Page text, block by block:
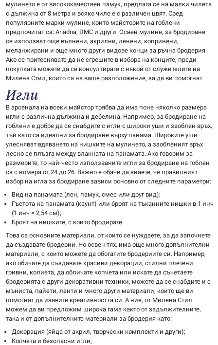
мулинето е от висококачествен памук, предлага се на малки чилета
с дължина от 8 метра и всяко чиле е с различен цвят. Сред
популярните марки мулине, които майсторите на гоблени
предпочитат са: Ariadna, DMC и други. Освен мулине, за бродиране
се използват още вълнени, акрилни, ленени, копринени,
меланжирани и още много други видове конци за ръчна бродерия.
Ако се притеснявате да не сгрешите в избора на конците, преди
покупката можете да се консултирате с някой от служителите на
Милена Стил, които са на ваше разположение, за да ви помогнат.
Игли
В арсенала на всеки майстор трябва да има поне няколко размера
игли с различна дължина и дебелина. Например, за бродиране на
гоблени е добре да се снабдите с игли с широки уши и заоблен връх,
тъй като са идеални за бродиране върху панама. Широките уши
улесняват вдяването на нишките на мулинето, а заобленият връх
лесно се плъзга между влакната на панамата. Ако говорим за
размерите, то най-често използваните игли за бродиране на гоблен
са с номера от 24 до 26. Важно е обаче да знаете, че правилният
избор на игла за бродиране зависи основно от следните параметри:
Вид на панамата (лен, памук, смес или друг вид);
Гъстота на панамата (каунт) или броят на тъканните нишки в 1 инч
(1 инч = 2,54 см);
Броят на нишките, с които бродирате.
Това са основните материали, от които се нуждаете, за да започнете
да създавате бродерии. Но освен тях, има още много допълнителни
материали, с които можете да обогатите бродериите си. Например,
ако обичате да създавате красиви декорации, стилни плетени
гривни, колиета, да обличате копчета или искате да съчетаете
бродерията с други декоративни техники, можете да се снабдите и с
мъниста, пайети, ленти и много други материали, които ще ви
помогнат да изявите креативността си. А ние, от Милена Стил
можем да ви предложим широка гама както от задължителните,
така и от допълнителните материали за бродерия като:
Декорация (яйца от акрил, творчески комплекти и други);
Копчета и безопасни игли;